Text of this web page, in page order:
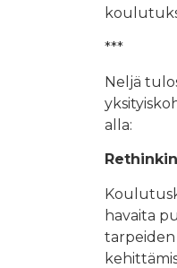
***
Neljä
alla:
havaita
tarpeiden